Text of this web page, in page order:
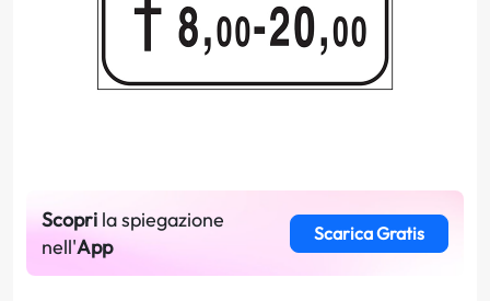
Scopri la spiegazione
nell'App
Scarica Gratis